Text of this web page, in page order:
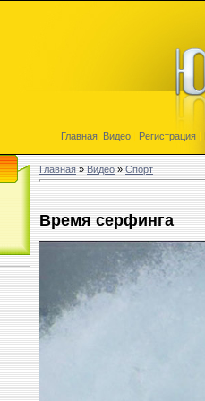
Главная Видео Регистрация
Главная»Видео»Спорт
Время серфинга